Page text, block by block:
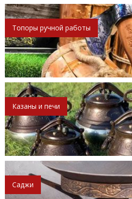
Топоры ручной работы
Казаны и печи
Саджи